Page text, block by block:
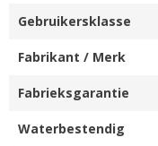
Gebruikersklasse
Fabrikant / Merk
Fabrieksgarantie
Waterbestendig